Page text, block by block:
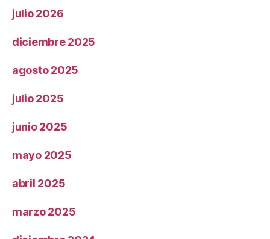
julio 2026
diciembre 2025
agosto 2025
julio 2025
junio 2025
mayo 2025
abril 2025
marzo 2025